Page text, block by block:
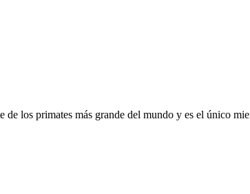
de los primates más grande del mundo y es el único